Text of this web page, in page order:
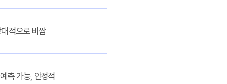
대적으로 비쌈
측 가능, 안정적